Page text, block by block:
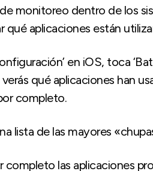
monitoreo dentro de los
qué aplicaciones están
en iOS, toca
verás qué aplicaciones han
completo.
lista de las mayores
completo las aplicaciones